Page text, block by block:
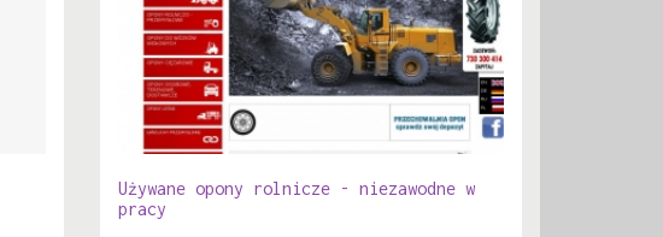
Używane opony rolnicze - niezawodne w
pracy